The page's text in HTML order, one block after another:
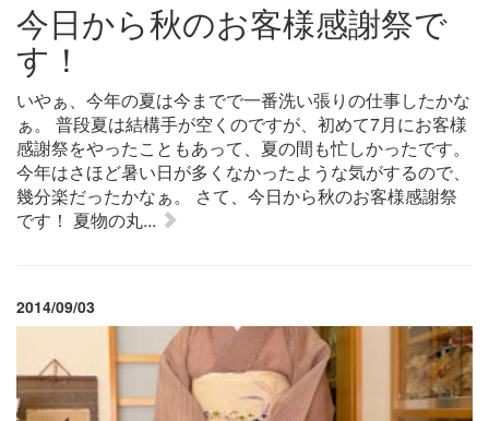
今日から秋のお客様感謝祭で
す！
いやぁ、今年の夏は今までで一番洗い張りの仕事したかな
ぁ。 普段夏は結構手が空くのですが、初めて7月にお客様
感謝祭をやったこともあって、夏の間も忙しかったです。
今年はさほど暑い日が多くなかったような気がするので、
幾分楽だったかなぁ。 さて、今日から秋のお客様感謝祭
です！ 夏物の丸...
2014/09/03